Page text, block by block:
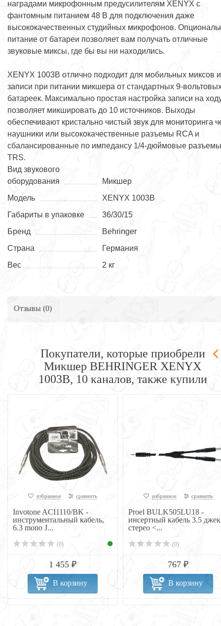
наградами микрофонным предусилителям XENYX с
фантомным питанием 48 В для подключения даже
высококачественных студийных микрофонов.
питание от батареи позволяет вам получать отличные
звуковые миксы, где бы вы ни находились.
XENYX 1003B отлично подходит для мобильных миксов
записи при питании микшера от стандартных 9-
батареек. Максимально простая настройка записи на
позволяет микшировать до 10 источников. Выходы
обеспечивают кристально чистый звук для мониторинга
наушники или высококачественные разъемы RCA и
сбалансированные по импедансу 1/4-дюймовые разъемы
TRS.
Вид звукового
оборудования
Микшер
Модель
XENYX 1003B
Габариты в упаковке
36/30/15
Бренд
Behringer
Страна
Германия
Вес
2 кг
Отзывы (0)
Покупатели, которые приобрели
Микшер BEHRINGER XENYX
1003B, 10 каналов, также купили
избранное сравнить
Invotone ACI1110/BK -
инструментальный кабель,
6.3 mono J...
(0)
1 455 ₽
В корзину
избранное сравнить
Proel BULK505LU18 -
инсертный кабель 3.5 джек
стерео <...
(0)
767 ₽
В корзину